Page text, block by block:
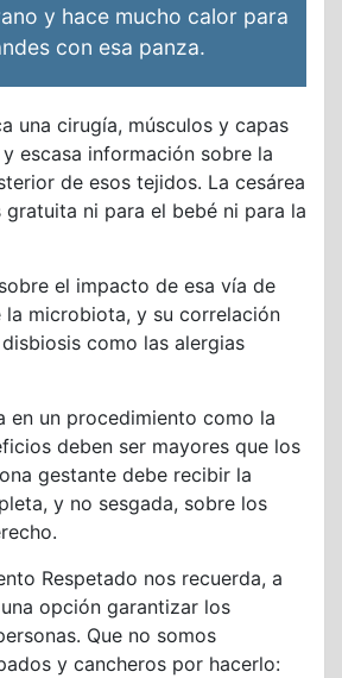
y hace mucho calor para
con esa panza.
una cirugía, músculos y capas
escasa información sobre la
de esos tejidos. La cesárea
gratuita ni para el bebé ni para la
el impacto de esa vía de
la microbiota, y su correlación
como las alergias
en un procedimiento como la
deben ser mayores que los
gestante debe recibir la
y no sesgada, sobre los
Respetado nos recuerda, a
opción garantizar los
Que no somos
y cancheros por hacerlo: